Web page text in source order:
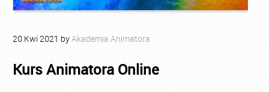
20 Kwi 2021 byAkademia Animatora
Kurs Animatora Online